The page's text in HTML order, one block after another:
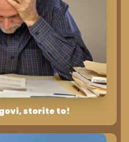
storite to!